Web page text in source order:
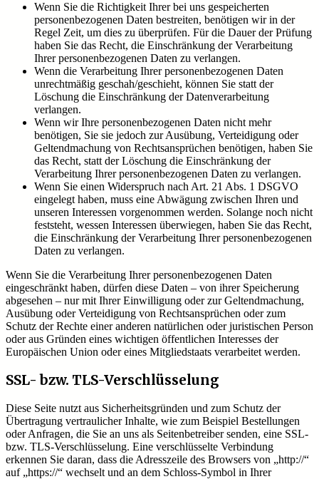
Wenn Sie die Richtigkeit Ihrer bei uns gespeicherten
personenbezogenen Daten bestreiten, benötigen wir in der
Regel Zeit, um dies zu überprüfen. Für die Dauer der Prüfung
haben Sie das Recht, die Einschränkung der Verarbeitung
Ihrer personenbezogenen Daten zu verlangen.
Wenn die Verarbeitung Ihrer personenbezogenen Daten
unrechtmäßig geschah/geschieht, können Sie statt der
Löschung die Einschränkung der Datenverarbeitung
verlangen.
Wenn wir Ihre personenbezogenen Daten nicht mehr
benötigen, Sie sie jedoch zur Ausübung, Verteidigung oder
Geltendmachung von Rechtsansprüchen benötigen, haben Sie
das Recht, statt der Löschung die Einschränkung der
Verarbeitung Ihrer personenbezogenen Daten zu verlangen.
Wenn Sie einen Widerspruch nach Art. 21 Abs. 1 DSGVO
eingelegt haben, muss eine Abwägung zwischen Ihren und
unseren Interessen vorgenommen werden. Solange noch nicht
feststeht, wessen Interessen überwiegen, haben Sie das Recht,
die Einschränkung der Verarbeitung Ihrer personenbezogenen
Daten zu verlangen.
Wenn Sie die Verarbeitung Ihrer personenbezogenen Daten
eingeschränkt haben, dürfen diese Daten – von ihrer Speicherung
abgesehen – nur mit Ihrer Einwilligung oder zur Geltendmachung,
Ausübung oder Verteidigung von Rechtsansprüchen oder zum
Schutz der Rechte einer anderen natürlichen oder juristischen Person
oder aus Gründen eines wichtigen öffentlichen Interesses der
Europäischen Union oder eines Mitgliedstaats verarbeitet werden.
SSL- bzw. TLS-Verschlüsselung
Diese Seite nutzt aus Sicherheitsgründen und zum Schutz der
Übertragung vertraulicher Inhalte, wie zum Beispiel Bestellungen
oder Anfragen, die Sie an uns als Seitenbetreiber senden, eine SSL-
bzw. TLS-Verschlüsselung. Eine verschlüsselte Verbindung
erkennen Sie daran, dass die Adresszeile des Browsers von „http://“
auf „https://“ wechselt und an dem Schloss-Symbol in Ihrer